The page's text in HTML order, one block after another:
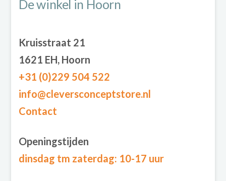
De winkel in Hoorn
Kruisstraat 21
1621 EH, Hoorn
+31 (0)229 504 522
info@cleversconceptstore.nl
Contact
Openingstijden
dinsdag tm zaterdag: 10-17 uur